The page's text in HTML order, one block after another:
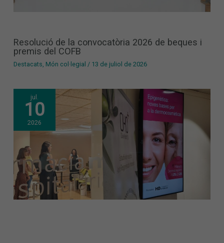
Resolució de la convocatòria 2026 de beques i
premis del COFB
Destacats Món col·legial / 13 de juliol de 2026
jul.
10
2026